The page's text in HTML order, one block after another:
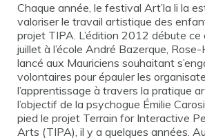
Chaque année, le festival Art’la li la
valoriser le travail artistique des
projet TIPA. L’édition 2012 débute ce
juillet à l’école André Bazerque,
lancé aux Mauriciens souhaitant
volontaires pour épauler les
l’apprentissage à travers la pratique
l’objectif de la psychogue Émilie
pied le projet Terrain for Interactive
Arts (TIPA), il y a quelques années.